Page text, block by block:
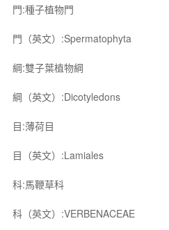
門:種子植物門
門（英文）:Spermatophyta
綱:雙子葉植物綱
綱（英文）:Dicotyledons
目:薄荷目
目（英文）:Lamiales
科:馬鞭草科
科（英文）:VERBENACEAE